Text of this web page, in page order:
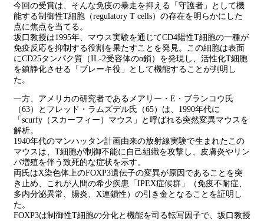
今回の受賞は、そんな免疫の暴走を抑える「守護者」として機
能する制御性T細胞（regulatory T cells）の存在を明らかにした
点に焦点を当てる。
坂口教授は1995年、マウス実験を通じてCD4陽性T細胞の一種が
免疫反応を抑制する役割を果たすことを発見。この細胞は表面
にCD25タンパク質（IL-2受容体のα鎖）を発現し、活性化T細胞
を鎮静化させる「ブレーキ役」として機能することが判明し
た。
一方、アメリカの研究者であるメアリー・E・ブランコウ氏
（63）とフレッド・ラムズデル氏（65）は、1990年代に
「scurfy（スカーフィー）マウス」と呼ばれる突然変異マウスを
解析。
1940年代のマンハッタン計画由来の放射線実験で生まれたこの
マウスは、T細胞が制御不能に自己組織を攻撃し、皮膚炎やリン
パ増殖を伴う致死的な症状を示す。
両氏はX染色体上のFOXP3遺伝子の変異が原因であることを突
き止め、これが人間の希少疾患「IPEX症候群」（免疫不耐症、
多内分泌異常、腸炎、X連鎖性）の引き金となることを証明し
た。
FOXP3は制御性T細胞の分化と機能を司る転写因子で、坂口教授